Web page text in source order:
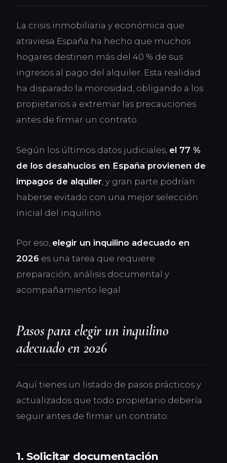
La crisis inmobiliaria y económica que
atraviesa España ha hecho que muchos
hogares destinen más del 40 % de sus
ingresos al pago del alquiler. Esta realidad
ha disparado la morosidad, obligando a los
propietarios a extremar las precauciones
antes de firmar un contrato.
Según los últimos datos judiciales, el 77 %
de los desahucios en España provienen de
impagos de alquiler , y gran parte podrían
haberse evitado con una mejor selección
inicial del inquilino.
Por eso, elegir un inquilino adecuado en
2026 es una tarea que requiere
preparación, análisis documental y
acompañamiento legal.
Pasos para elegir un inquilino
adecuado en 2026
Aquí tienes un listado de pasos prácticos y
actualizados que todo propietario debería
seguir antes de firmar un contrato:
1. Solicitar documentación